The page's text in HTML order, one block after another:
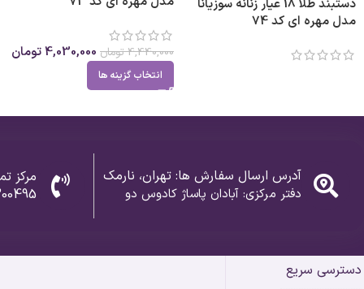
دستبند طلا 18 عیار زنانه سوزیانا
مدل مهره ای کد 74
4,440,000تومان 4,030,000تومان
انتخاب گزینه ها
آدرس ارسال سفارش ها: تهران، نارمک
دفتر مرکزی: آبادان پاساژ کادوس دو
مرکز
دسترسی سریع